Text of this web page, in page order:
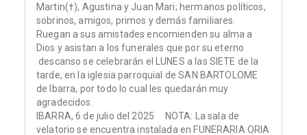
Martin(†), Agustina y Juan Mari; hermanos políticos,
sobrinos, amigos, primos y demás familiares.
Ruegan a sus amistades encomienden su alma a
Dios y asistan a los funerales que por su eterno
descanso se celebrarán el LUNES a las SIETE de la
tarde, en la iglesia parroquial de SAN BARTOLOME
de Ibarra, por todo lo cual les quedarán muy
agradecidos.
IBARRA, 6 de julio del 2025 NOTA: La sala de
velatorio se encuentra instalada en FUNERARIA ORIA